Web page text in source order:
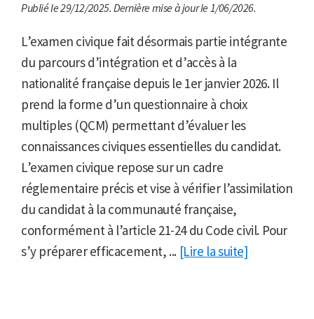
Publié le 29/12/2025. Dernière mise à jour le 1/06/2026.
L’examen civique fait désormais partie intégrante
du parcours d’intégration et d’accès à la
nationalité française depuis le 1er janvier 2026. Il
prend la forme d’un questionnaire à choix
multiples (QCM) permettant d’évaluer les
connaissances civiques essentielles du candidat.
L’examen civique repose sur un cadre
réglementaire précis et vise à vérifier l’assimilation
du candidat à la communauté française,
conformément à l’article 21-24 du Code civil. Pour
s’y préparer efficacement, ... [Lire la suite]